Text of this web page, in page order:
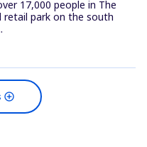
17,000 people in The
retail park on the south
add_circle